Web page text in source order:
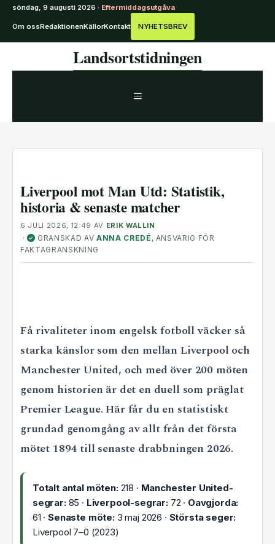
söndag, 9 augusti 2026 · Eftermiddagsutgåva
Om ossRedaktionenKällorKontakt NYHETSBREV
Landsortstidningen
MENY
Liverpool mot Man Utd: Statistik,
historia & senaste matcher
6 JULI 2026, 12:49 AV ERIK WALLIN
· ✓ GRANSKAD AV ANNA CREDÉ , ANSVARIG FÖR
FAKTAGRANSKNING
Få rivaliteter inom engelsk fotboll väcker så
starka känslor som den mellan Liverpool och
Manchester United, och med över 200 möten
genom historien är det en duell som präglat
Premier League. Här får du en statistiskt
grundad genomgång av allt från det första
mötet 1894 till senaste drabbningen 2026.
Totalt antal möten:218 · Manchester United-
segrar:85 · Liverpool-segrar:72 · Oavgjorda:
61 ·Senaste möte:3 maj 2026 · Största seger:
Liverpool 7–0 (2023)